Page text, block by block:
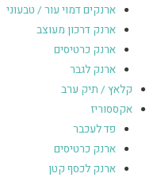
ארנקים דמוי עור / טבעוני
ארנק דרכון מעוצב
ארנק כרטיסים
ארנק לגבר
קלאץ / תיק ערב
אקססוריז
פד לעכבר
ארנק כרטיסים
ארנק לכסף קטן